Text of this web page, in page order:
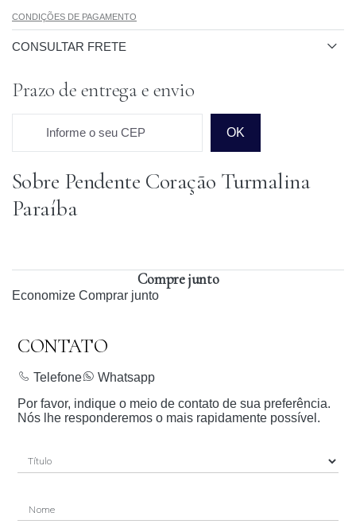
CONDIÇÕES DE PAGAMENTO
CONSULTAR FRETE
Prazo de entrega e envio
Informe o seu CEP OK
Prazo para o CEP
Sobre Pendente Coração Turmalina
Paraíba
Compre junto
Economize Comprar junto
CONTATO
Telefone
Whatsapp
Por favor, indique o meio de contato de sua preferência.
Nós lhe responderemos o mais rapidamente possível.
Nome